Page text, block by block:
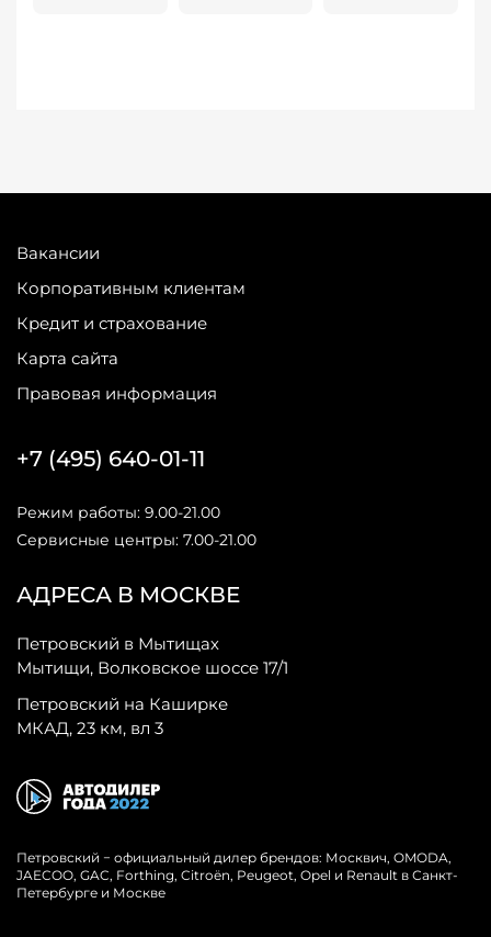
Вакансии
Корпоративным клиентам
Кредит и страхование
Карта сайта
Правовая информация
АДРЕСА В МОСКВЕ
Петровский в Мытищах
Мытищи, Волковское шоссе 17/1
Петровский на Каширке
МКАД, 23 км, вл 3
+7 (495) 640-01-11
Режим работы: 9.00-21.00
Сервисные центры: 7.00-21.00
Петровский − официальный дилер брендов: Москвич, OMODA,
JAECOO, GAC, Forthing, Citroёn, Peugeot, Opel и Renault в Санкт-
Петербурге и Москве